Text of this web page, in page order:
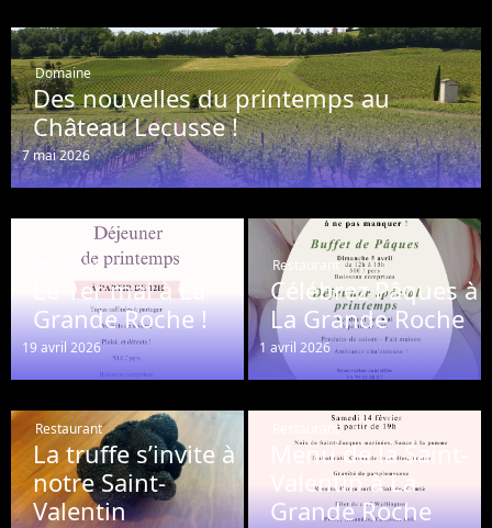
Domaine
Des nouvelles du printemps au
Château Lecusse !
7 mai 2026
Restaurant
Le 1er mai à La
Grande Roche !
19 avril 2026
Restaurant
Célébrez Pâques à
La Grande Roche
1 avril 2026
Restaurant
La truffe s’invite à
notre Saint-
Valentin
Restaurant
Menu de la Saint-
Valentin à La
Grande Roche